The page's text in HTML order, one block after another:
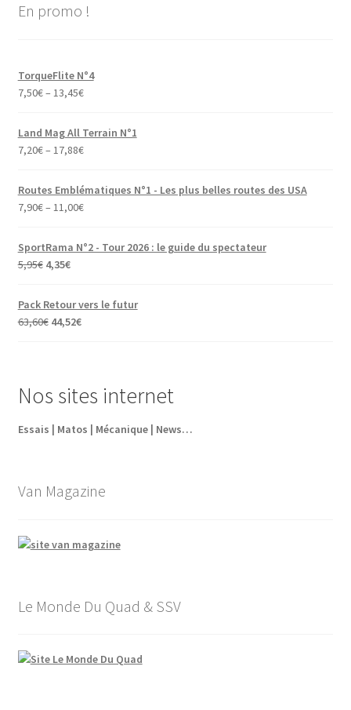
En promo !
TorqueFlite N°4
7,50€– 13,45€
Land Mag All Terrain N°1
7,20€– 17,88€
Routes Emblématiques N°1 - Les plus belles routes des USA
7,90€– 11,00€
SportRama N°2 - Tour 2026 : le guide du spectateur
5,95€ Le
initial
était :
5,95€.
4,35€Le
est :
Pack Retour vers le futur
63,60€ Le
63,60€.
44,52€Le
44,52€.
Nos sites internet
Essais | Matos | Mécanique | News…
Van Magazine
Le Monde Du Quad & SSV